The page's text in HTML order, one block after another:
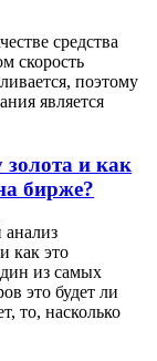
средства
скорость
поэтому
является
и как
бирже?
как это
из самых
это будет ли
то, насколько